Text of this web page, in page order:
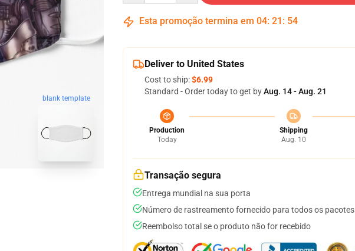
blank template
Esta promoção termina em 04: 21 : 53
Deliver to United States
Cost to ship:$6.99
Standard - Order today to get byAug. 14 - Aug. 21
Production
Today
Shipping
Aug. 10
Transação segura
Entrega mundial na sua porta
Número de rastreamento fornecido para todos os pacotes
Reembolso total se o produto não for recebido